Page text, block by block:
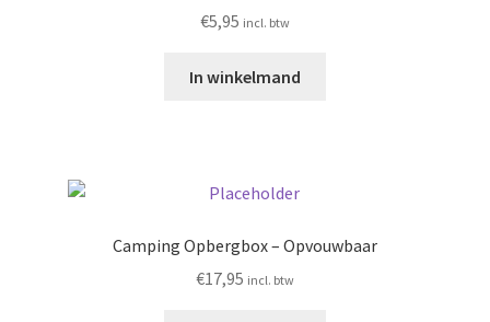
€5,95 incl. btw
In winkelmand
Camping Opbergbox – Opvouwbaar
€17,95 incl. btw